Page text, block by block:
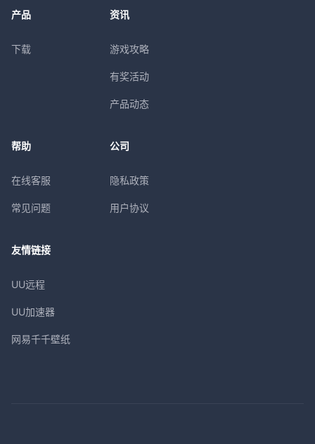
产品
下载
资讯
游戏攻略
有奖活动
产品动态
帮助
在线客服
常见问题
公司
隐私政策
用户协议
友情链接
UU远程
UU加速器
网易千千壁纸